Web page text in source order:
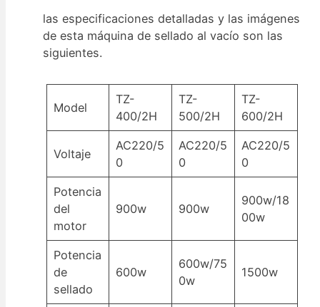
las especificaciones detalladas y las imágenes
de esta máquina de sellado al vacío son las
siguientes.
Model
TZ-
400/2H
TZ-
500/2H
TZ-
600/2H
Voltaje
AC220/5
0
AC220/5
0
AC220/5
0
Potencia
del
motor
900w 900w
900w/18
00w
Potencia
de
sellado
600w
600w/75
0w
1500w